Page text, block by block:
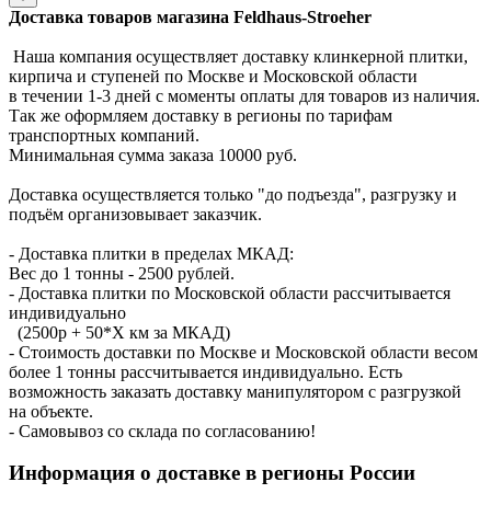
Доставка товаров магазина Feldhaus-Stroeher
Наша компания осуществляет доставку клинкерной плитки,
кирпича и ступеней по Москве и Московской области
в течении 1-3 дней с моменты оплаты для товаров из наличия.
Так же оформляем доставку в регионы по тарифам
транспортных компаний.
Минимальная сумма заказа 10000 руб.
Доставка осуществляется только "до подъезда", разгрузку и
подъём организовывает заказчик.
- Доставка плитки в пределах МКАД:
Вес до 1 тонны - 2500 рублей.
- Доставка плитки по Московской области рассчитывается
индивидуально
(2500р + 50*X км за МКАД)
- Стоимость доставки по Москве и Московской области весом
более 1 тонны рассчитывается индивидуально. Есть
возможность заказать доставку манипулятором с разгрузкой
на объекте.
- Самовывоз со склада по согласованию!
Информация о доставке в регионы России